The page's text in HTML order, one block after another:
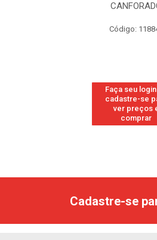
Código:
Faça seu
cadastre-se
ver preços
comprar
Cadastre-se